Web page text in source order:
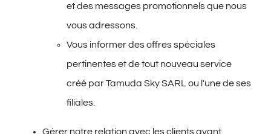
et des messages promotionnels que nous
vous adressons.
Vous informer des offres spéciales
pertinentes et de tout nouveau service
créé par Tamuda Sky SARL ou l'une de ses
filiales.
Gérer notre relation avec les clients avant,